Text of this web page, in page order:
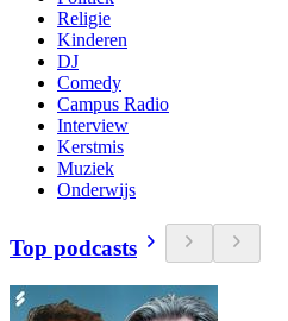
Religie
Kinderen
DJ
Comedy
Campus Radio
Interview
Kerstmis
Muziek
Onderwijs
Top podcasts